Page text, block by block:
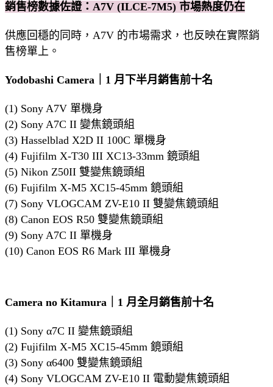
銷售榜數據佐證：A7V (ILCE-7M5) 市場熱度仍在
供應回穩的同時，A7V 的市場需求，也反映在實際銷
售榜單上。
Yodobashi Camera｜1 月下半月銷售前十名
(1) Sony A7V 單機身
(2) Sony A7C II 變焦鏡頭組
(3) Hasselblad X2D II 100C 單機身
(4) Fujifilm X-T30 III XC13-33mm 鏡頭組
(5) Nikon Z50II 雙變焦鏡頭組
(6) Fujifilm X-M5 XC15-45mm 鏡頭組
(7) Sony VLOGCAM ZV-E10 II 雙變焦鏡頭組
(8) Canon EOS R50 雙變焦鏡頭組
(9) Sony A7C II 單機身
(10) Canon EOS R6 Mark III 單機身
Camera no Kitamura｜1 月全月銷售前十名
(1) Sony α7C II 變焦鏡頭組
(2) Fujifilm X-M5 XC15-45mm 鏡頭組
(3) Sony α6400 雙變焦鏡頭組
(4) Sony VLOGCAM ZV-E10 II 電動變焦鏡頭組